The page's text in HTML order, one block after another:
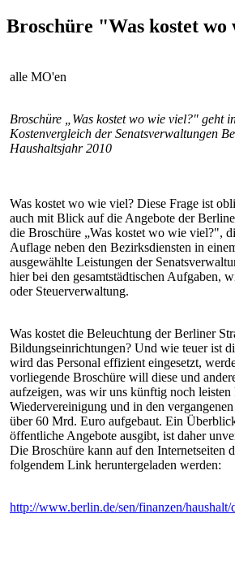
Broschüre "Was kostet wo
alle MO'en
Broschüre „Was kostet wo wie viel?" geht
Kostenvergleich der Senatsverwaltungen
Haushaltsjahr 2010
Was kostet wo wie viel? Diese Frage ist
auch mit Blick auf die Angebote der
die Broschüre „Was kostet wo wie viel?",
Auflage neben den Bezirksdiensten in
ausgewählte Leistungen der
hier bei den gesamtstädtischen Aufgaben,
oder Steuerverwaltung.
Was kostet die Beleuchtung der Berliner
Bildungseinrichtungen? Und wie teuer ist
wird das Personal effizient eingesetzt,
vorliegende Broschüre will diese und
aufzeigen, was wir uns künftig noch
Wiedervereinigung und in den
über 60 Mrd. Euro aufgebaut. Ein
öffentliche Angebote ausgibt, ist daher
Die Broschüre kann auf den Internetseiten
folgendem Link heruntergeladen werden:
http://www.berlin.de/sen/finanzen/